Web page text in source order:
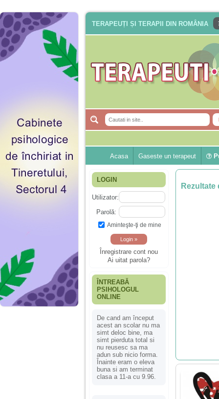
TERAPEUȚI ȘI TERAPII DIN ROMÂNIA
Acasa Gaseste un terapeut
LOGIN
Utilizator:
Parolă:
Aminteşte-ţi de mine
Înregistrare cont nou
Ai uitat parola?
ÎNTREABĂ
PSIHOLOGUL
ONLINE
De cand am început
acest an scolar nu ma
simt deloc bine, ma
simt pierduta total si
nu reusesc sa ma
adun sub nicio forma.
Înainte eram o eleva
buna si am terminat
clasa a 11-a cu 9.96.
Rezultate